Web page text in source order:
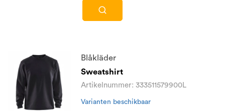
Blåkläder
Sweatshirt
Artikelnummer: 333511579900L
Varianten beschikbaar